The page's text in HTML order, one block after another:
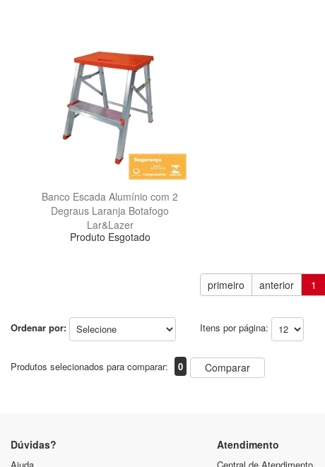
Banco Escada Alumínio com 2
Degraus Laranja Botafogo
Lar&Lazer
Produto Esgotado
primeiro anterior 1
Ordenar por: Itens por página:
Produtos selecionados para comparar: 0 Comparar
Dúvidas? Atendimento